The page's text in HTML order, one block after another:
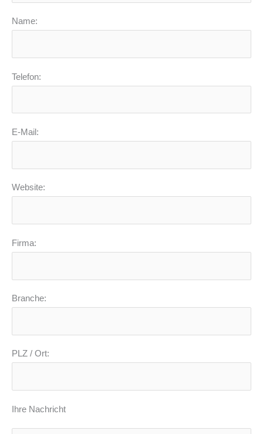
Name:
Telefon:
E-Mail:
Website:
Firma:
Branche:
PLZ / Ort:
Ihre Nachricht